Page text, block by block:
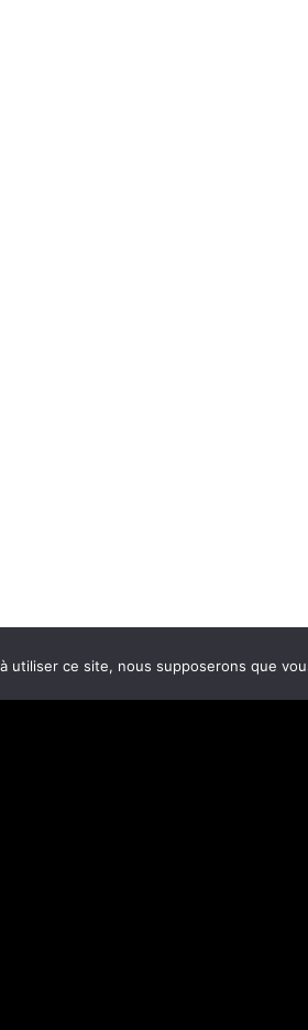
utiliser ce site, nous supposerons que